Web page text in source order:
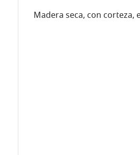
Madera seca, con